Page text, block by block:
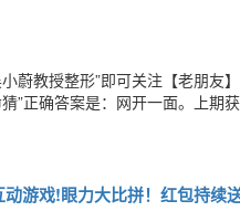
小蔚教授整形”即可关注【老朋
”正确答案是：网开一面。上期
游戏!眼力大比拼！红包持续送